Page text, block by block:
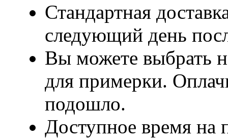
Стандартная
следующий день
Вы можете выбрать
для примерки.
подошло.
Доступное время на